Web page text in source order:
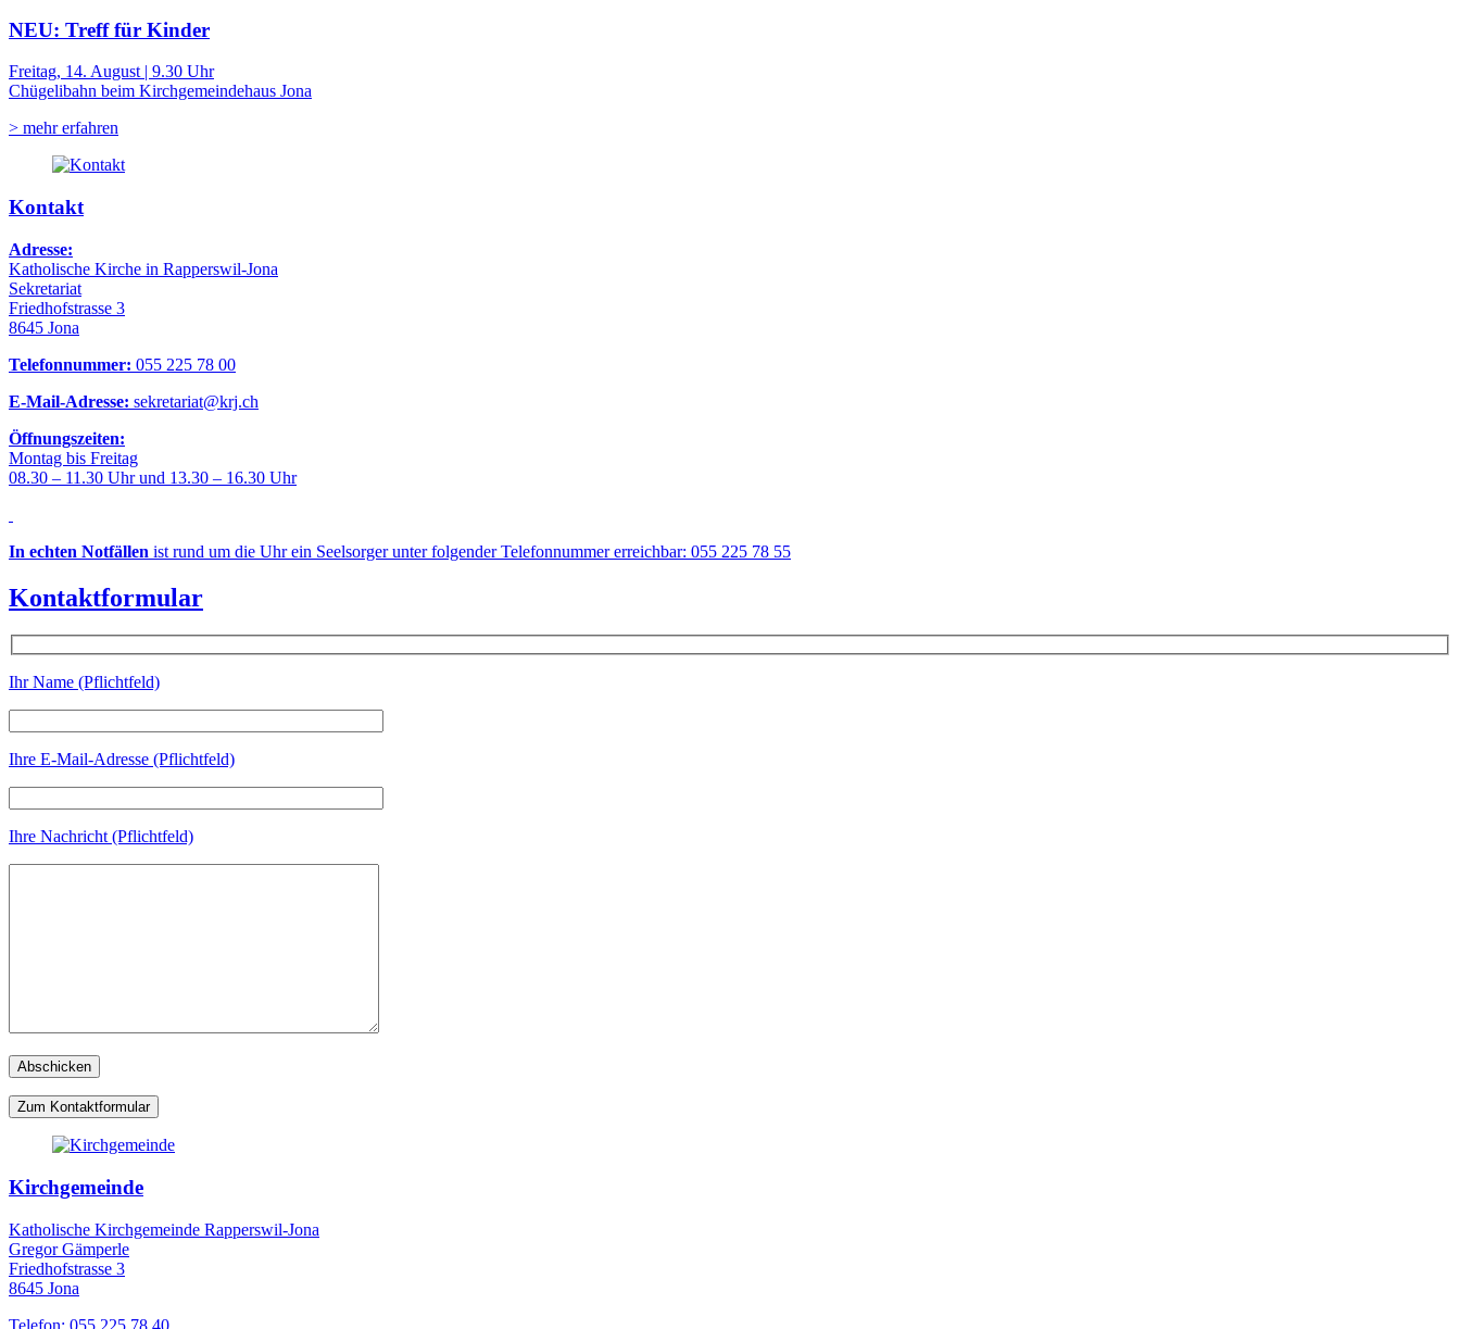
NEU: Treff für Kinder
Freitag, 14. August | 9.30 Uhr
Chügelibahn beim Kirchgemeindehaus Jona
> mehr erfahren
Kontakt
Adresse:
Katholische Kirche in Rapperswil-Jona
Sekretariat
Friedhofstrasse 3
8645 Jona
Telefonnummer: 055 225 78 00
E-Mail-Adresse: sekretariat@krj.ch
Öffnungszeiten:
Montag bis Freitag
08.30 – 11.30 Uhr und 13.30 – 16.30 Uhr
In echten Notfällen ist rund um die Uhr ein Seelsorger unter folgender Telefonnummer erreichbar: 055 225 78 55
Kontaktformular
Ihr Name (Pflichtfeld)
Ihre E-Mail-Adresse (Pflichtfeld)
Ihre Nachricht (Pflichtfeld)
Zum Kontaktformular
Kirchgemeinde
Katholische Kirchgemeinde Rapperswil-Jona
Gregor Gämperle
Friedhofstrasse 3
8645 Jona
Telefon: 055 225 78 40